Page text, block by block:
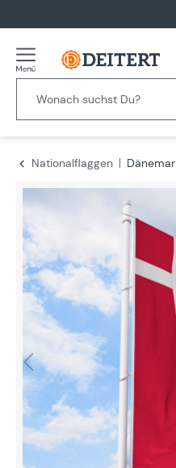
Nationalflaggen
Bildergalerie überspringen